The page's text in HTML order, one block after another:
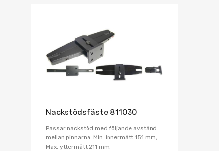
Nackstödsfäste 811030
Passar nackstöd med följande avstånd
mellan pinnarna: Min. innermått 151 mm,
Max. yttermått 211 mm.